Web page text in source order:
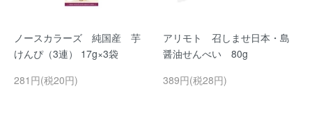
ノースカラーズ 純国産 芋
けんぴ（3連） 17g×3袋
281円(税20円)
アリモト 召しませ日本・島
醤油せんべい 80g
389円(税28円)